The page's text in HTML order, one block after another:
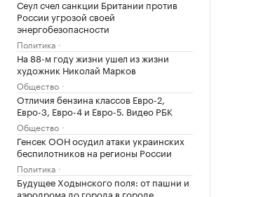
Сеул счел санкции Британии против
России угрозой своей
энергобезопасности
Политика
На 88-м году жизни ушел из жизни
художник Николай Марков
Общество
Отличия бензина классов Евро-2,
Евро-3, Евро-4 и Евро-5. Видео РБК
Общество
Генсек ООН осудил атаки украинских
беспилотников на регионы России
Политика
Будущее Ходынского поля: от пашни и
аэродрома до города в городе